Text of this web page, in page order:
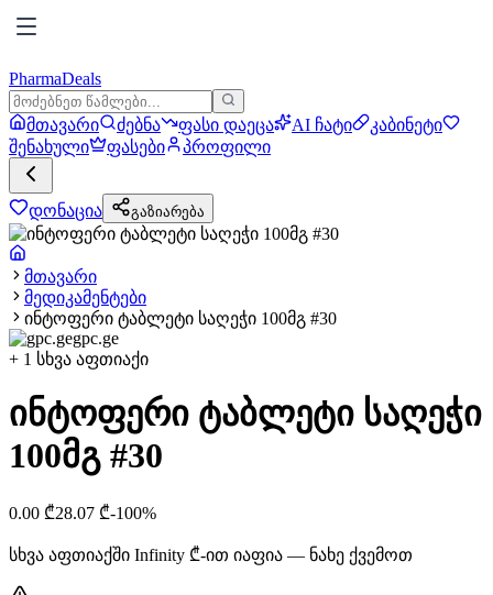
PharmaDeals
მთავარი ძებნა ფასი დაეცა AI ჩატი
კაბინეტი
შენახული
ფასები პროფილი
დონაცია გაზიარება
მთავარი
მედიკამენტები
ინტოფერი ტაბლეტი საღეჭი 100მგ #30
gpc.ge
+ 1 სხვა აფთიაქი
ინტოფერი ტაბლეტი საღეჭი
100მგ #30
0.00 ₾28.07 ₾-100%
სხვა აფთიაქში Infinity ₾-ით იაფია — ნახე ქვემოთ